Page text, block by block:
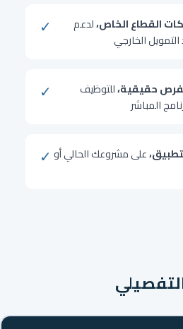
✓ القطاع الخاص،لدعم
الخارجي
✓ حقيقية،للتوظيف
المباشر
✓ على مشروعك الحالي أو